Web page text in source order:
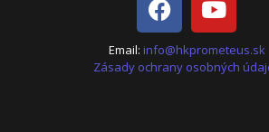
Email: info@hkprometeus.sk
Zásady ochrany osobných